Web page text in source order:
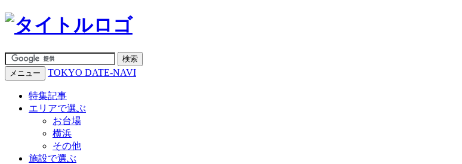
メニュー TOKYO DATE-NAVI
特集記事
エリアで選ぶ
お台場
横浜
その他
施設で選ぶ